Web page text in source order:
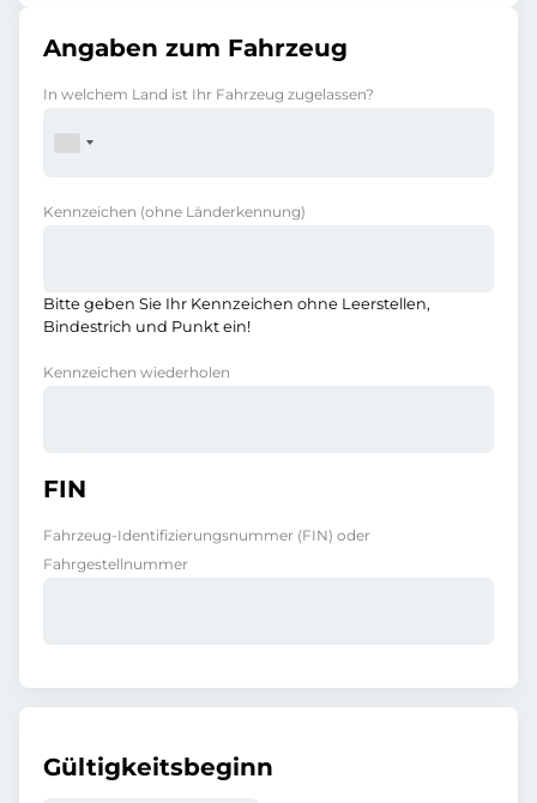
Angaben zum Fahrzeug
In welchem Land ist Ihr Fahrzeug zugelassen?
Kennzeichen (ohne Länderkennung)
Bitte geben Sie Ihr Kennzeichen ohne Leerstellen,
Bindestrich und Punkt ein!
Kennzeichen wiederholen
FIN
Fahrzeug-Identifizierungsnummer (FIN) oder
Fahrgestellnummer
Gültigkeitsbeginn